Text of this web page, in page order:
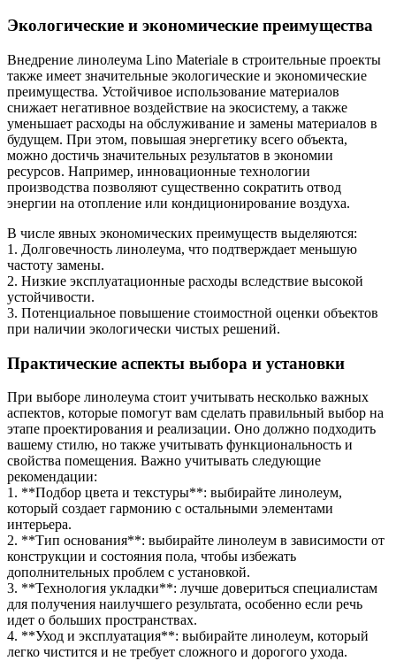
Экологические и экономические преимущества
Внедрение линолеума Lino Materiale в строительные проекты
также имеет значительные экологические и экономические
преимущества. Устойчивое использование материалов
снижает негативное воздействие на экосистему, а также
уменьшает расходы на обслуживание и замены материалов в
будущем. При этом, повышая энергетику всего объекта,
можно достичь значительных результатов в экономии
ресурсов. Например, инновационные технологии
производства позволяют существенно сократить отвод
энергии на отопление или кондиционирование воздуха.
В числе явных экономических преимуществ выделяются:
1. Долговечность линолеума, что подтверждает меньшую
частоту замены.
2. Низкие эксплуатационные расходы вследствие высокой
устойчивости.
3. Потенциальное повышение стоимостной оценки объектов
при наличии экологически чистых решений.
Практические аспекты выбора и установки
При выборе линолеума стоит учитывать несколько важных
аспектов, которые помогут вам сделать правильный выбор на
этапе проектирования и реализации. Оно должно подходить
вашему стилю, но также учитывать функциональность и
свойства помещения. Важно учитывать следующие
рекомендации:
1. **Подбор цвета и текстуры**: выбирайте линолеум,
который создает гармонию с остальными элементами
интерьера.
2. **Тип основания**: выбирайте линолеум в зависимости от
конструкции и состояния пола, чтобы избежать
дополнительных проблем с установкой.
3. **Технология укладки**: лучше довериться специалистам
для получения наилучшего результата, особенно если речь
идет о больших пространствах.
4. **Уход и эксплуатация**: выбирайте линолеум, который
легко чистится и не требует сложного и дорогого ухода.